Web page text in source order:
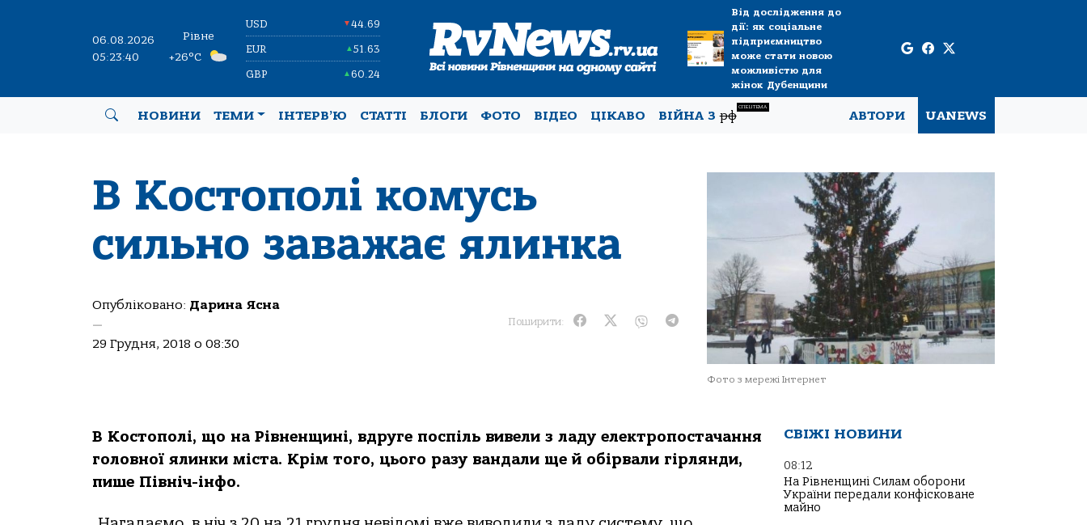
06.08.2026
05:23:40
Рівне
+26°C
USD ▼44.69
EUR ▲51.63
GBP ▲60.24
Від дослідження до
дії: як соціальне
підприємництво
може стати новою
можливістю для
жінок Дубенщини
НОВИНИ ТЕМИ ІНТЕРВ’Ю СТАТТІ БЛОГИ ФОТО ВІДЕО ЦІКАВО ВІЙНА Зрф
СПЕЦТЕМА
АВТОРИ UANEWS
В Костополі комусь
сильно заважає ялинка
Опубліковано: Дарина Ясна
—
29 Грудня, 2018 о 08:30
Поширити:
Фото з мережі Інтернет
В Костополі, що на Рівненщині, вдруге поспіль вивели з ладу електропостачання
головної ялинки міста. Крім того, цього разу вандали ще й обірвали гірлянди,
пише Північ-інфо.
СВІЖІ НОВИНИ
08:12
На Рівненщині Силам оборони
України передали конфісковане
майно